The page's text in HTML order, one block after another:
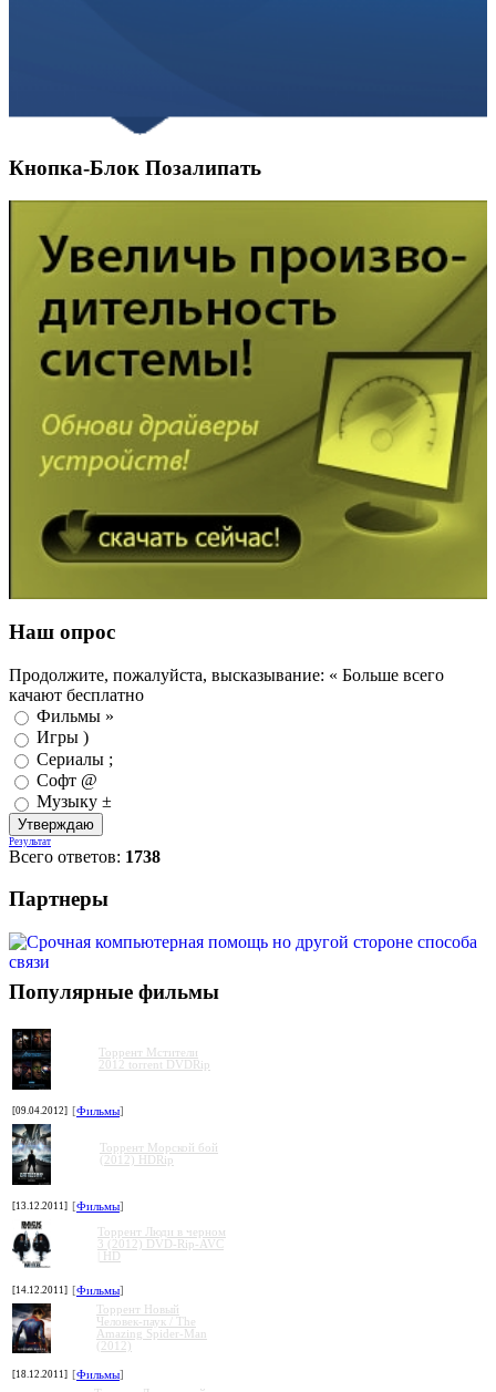
Кнопка-Блок Позалипать
Наш опрос
Продолжите, пожалуйста, высказывание: « Больше всего
качают бесплатно
Фильмы »
Игры )
Сериалы ;
Софт @
Музыку ±
Результат
Всего ответов: 1738
Партнеры
Популярные фильмы
Торрент Мстители
2012 torrent DVDRip
[09.04.2012] [Фильмы]
Торрент Морской бой
(2012) HDRip
[13.12.2011] [Фильмы]
Торрент Люди в черном
3 (2012) DVD-Rip-AVC
| HD
[14.12.2011] [Фильмы]
Торрент Новый
Человек-паук / The
Amazing Spider-Man
(2012)
[18.12.2011] [Фильмы]